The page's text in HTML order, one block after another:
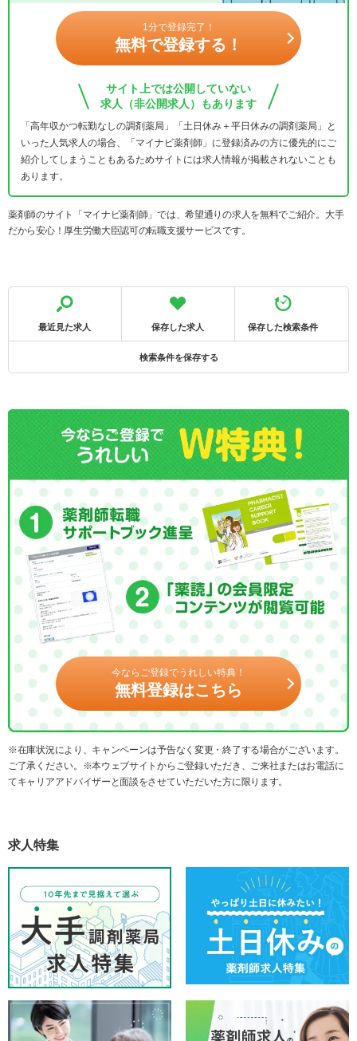
1分で登録完了！
無料で登録する！
サイト上では公開していない
求人（非公開求人）もあります
「高年収かつ転勤なしの調剤薬局」「土日休み＋平日休みの調剤薬局」と
いった人気求人の場合、「マイナビ薬剤師」に登録済みの方に優先的にご
紹介してしまうこともあるためサイトには求人情報が掲載されないことも
あります。
薬剤師のサイト「マイナビ薬剤師」では、希望通りの求人を無料でご紹介。大手
だから安心！厚生労働大臣認可の転職支援サービスです。
最近見た求人 保存した求人 保存した検索条件
検索条件を保存する
今ならご登録でうれしい特典！
無料登録はこちら
※在庫状況により、キャンペーンは予告なく変更・終了する場合がございます。
ご了承ください。※本ウェブサイトからご登録いただき、ご来社またはお電話に
てキャリアアドバイザーと面談をさせていただいた方に限ります。
求人特集